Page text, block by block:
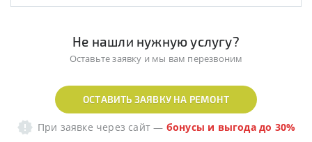
Не нашли нужную услугу?
Оставьте заявку и мы вам перезвоним
ОСТАВИТЬ ЗАЯВКУ НА РЕМОНТ
При заявке через сайт — бонусы и выгода до 30%